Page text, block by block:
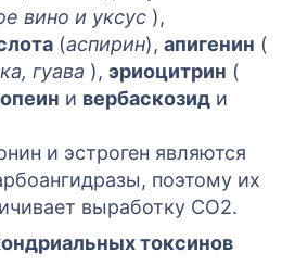
вино и уксус ),
(аспирин), апигенин (
гуава ), эриоцитрин (
и вербаскозид и
и эстроген являются
поэтому их
выработку CO2.
токсинов